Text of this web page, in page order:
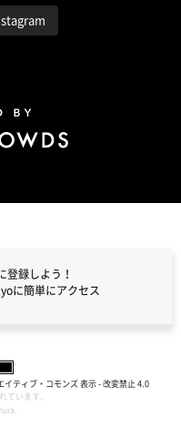
登録しよう！
に簡単にアクセス
イティブ・コモンズ 表示 - 改変禁止 4.0
ています。